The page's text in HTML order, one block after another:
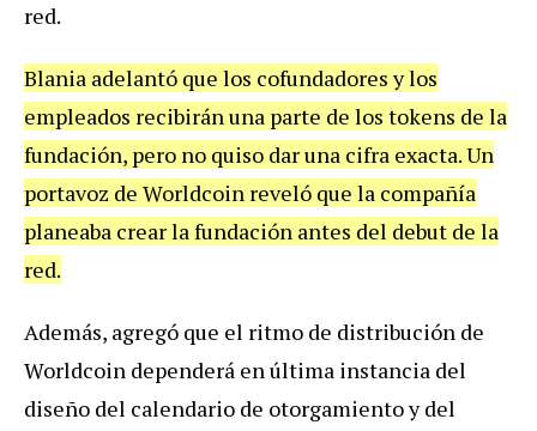
red.
Blania adelantó que los cofundadores y los
empleados recibirán una parte de los tokens de la
fundación, pero no quiso dar una cifra exacta. Un
portavoz de Worldcoin reveló que la compañía
planeaba crear la fundación antes del debut de la
red.
Además, agregó que el ritmo de distribución de
Worldcoin dependerá en última instancia del
diseño del calendario de otorgamiento y del